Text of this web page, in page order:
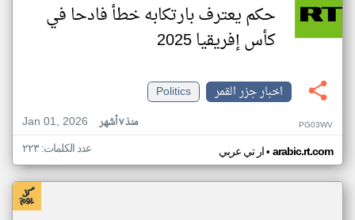
حكم يعترف بارتكابه خطأ فادحا في
كأس إفريقيا 2025
اخبار جزر القمر
Politics
Jan 01, 2026
منذ ٧ أشهر PG03WV
ار تي عربي• arabic.rt.com عدد الكلمات: ٢٢٣